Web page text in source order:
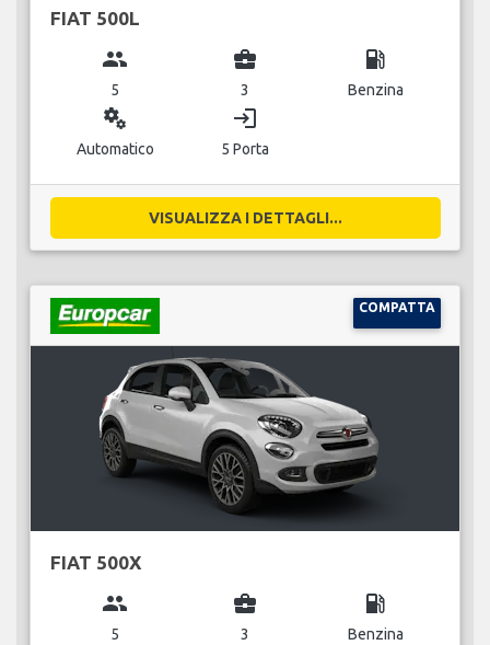
FIAT 500L
group
5
business_center
3
local_gas_station
Benzina
miscellaneous_services
Automatico
login
5 Porta
VISUALIZZA I DETTAGLI...
COMPATTA
FIAT 500X
group
5
business_center
3
local_gas_station
Benzina